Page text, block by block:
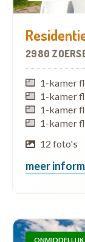
2980
1-kamer
1-kamer
1-kamer
1-kamer
12 foto's
meer
ONMIDDELLIJK